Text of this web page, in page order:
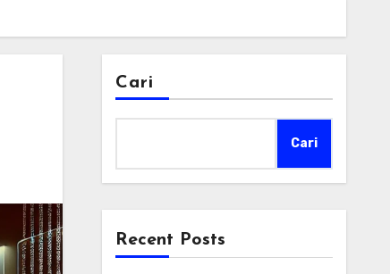
Cari
Cari
Recent Posts